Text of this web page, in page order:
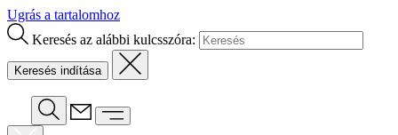
Ugrás a tartalomhoz
Keresés az alábbi kulcsszóra: